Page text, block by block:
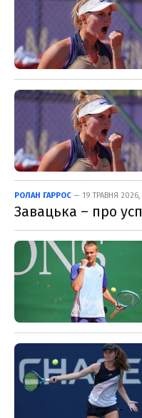
РОЛАН ГАРРОС — 19 ТРАВНЯ 2026,
Завацька – про